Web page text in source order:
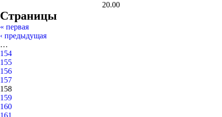
20.00
Страницы
« первая
‹ предыдущая
…
154
155
156
157
158
159
160
161